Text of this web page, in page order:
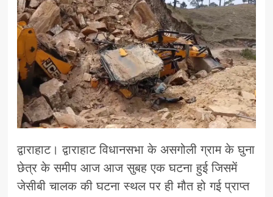
द्वाराहाट। द्वाराहाट विधानसभा के असगोली ग्राम के घुना
छेत्र के समीप आज आज सुबह एक घटना हुई जिसमें
जेसीबी चालक की घटना स्थल पर ही मौत हो गई प्राप्त